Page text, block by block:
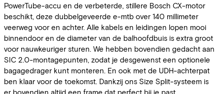
PowerTube-accu en de verbeterde, stillere Bosch CX-motor
beschikt, deze dubbelgeveerde e-mtb over 140 millimeter
veerweg voor en achter. Alle kabels en leidingen lopen mooi
binnendoor en de diameter van de balhoofdbuis is extra groot
voor nauwkeuriger sturen. We hebben bovendien gedacht aan
SIC 2.0-montagepunten, zodat je desgewenst een optionele
bagagedrager kunt monteren. En ook met de UDH-achterpat
ben klaar voor de toekomst. Dankzij ons Size Split-systeem is
er bovendien altijd een frame dat perfect bij je past.